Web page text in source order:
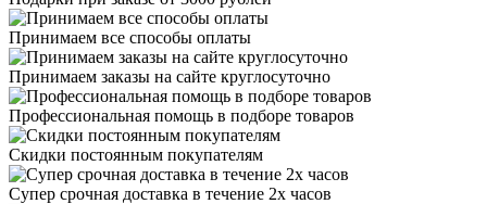
Принимаем все способы оплаты
Принимаем заказы на сайте круглосуточно
Профессиональная помощь в подборе товаров
Скидки постоянным покупателям
Супер срочная доставка в течение 2х часов